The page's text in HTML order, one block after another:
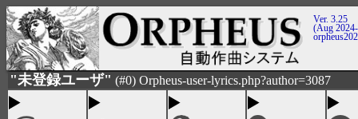
Ver. 3.25
(Aug
"未登録ユーザ" (#0) Orpheus-user-lyrics.php?author=3087